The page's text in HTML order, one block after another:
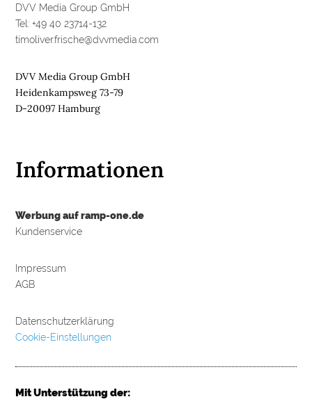
DVV Media Group GmbH
Tel: +49 40 23714-132
timoliver.frische@dvvmedia.com
DVV Media Group GmbH
Heidenkampsweg 73-79
D-20097 Hamburg
Informationen
Werbung auf ramp-one.de
Kundenservice
Impressum
AGB
Datenschutzerklärung
Cookie-Einstellungen
Mit Unterstützung der: